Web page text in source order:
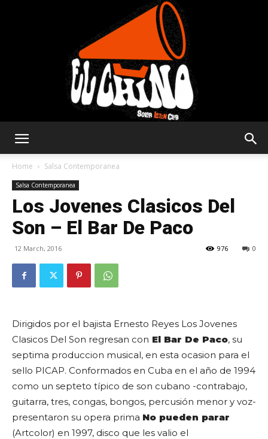
Latin
Home Salsa Contemporanea
Salsa Contemporanea
Los Jovenes Clasicos Del
Son – El Bar De Paco
12 March, 2016 0
976
Dirigidos por el bajista Ernesto Reyes Los Jovenes
Clasicos Del Son regresan con El Bar De Paco, su
septima produccion musical, en esta ocasion para el
sello PICAP. Conformados en Cuba en el año de 1994
como un septeto típico de son cubano -contrabajo,
guitarra, tres, congas, bongos, percusión menor y voz-
presentaron su opera prima No pueden parar
(Artcolor) en 1997, disco que les valio el